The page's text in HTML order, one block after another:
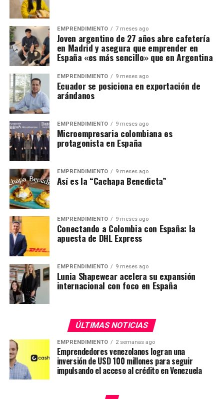
EMPRENDIMIENTO 7 meses ago
Joven argentino de 27 años abre cafetería
en Madrid y asegura que emprender en
España «es más sencillo» que en Argentina
EMPRENDIMIENTO 9 meses ago
Ecuador se posiciona en exportación de
arándanos
EMPRENDIMIENTO 9 meses ago
Microempresaria colombiana es
protagonista en España
EMPRENDIMIENTO 9 meses ago
Así es la “Cachapa Benedicta”
EMPRENDIMIENTO 9 meses ago
Conectando a Colombia con España: la
apuesta de DHL Express
EMPRENDIMIENTO 9 meses ago
Lunia Shapewear acelera su expansión
internacional con foco en España
ÚLTIMAS NOTICIAS
EMPRENDIMIENTO 2 semanas ago
Emprendedores venezolanos logran una
inversión de USD 100 millones para seguir
impulsando el acceso al crédito en Venezuela